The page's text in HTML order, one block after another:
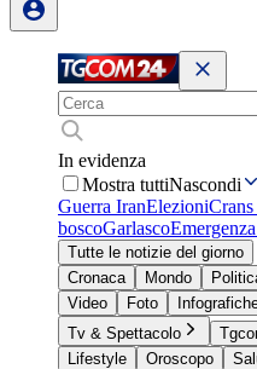
In evidenza
Mostra tuttiNascondi
Guerra IranElezioni
boscoGarlasco
Tutte le notizie del giorno
Cronaca
Mondo
Video
Foto
Tv & Spettacolo
Lifestyle
Oroscopo